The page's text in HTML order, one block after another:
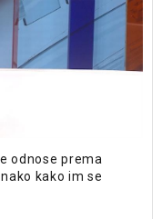
odnose prema
kako im se